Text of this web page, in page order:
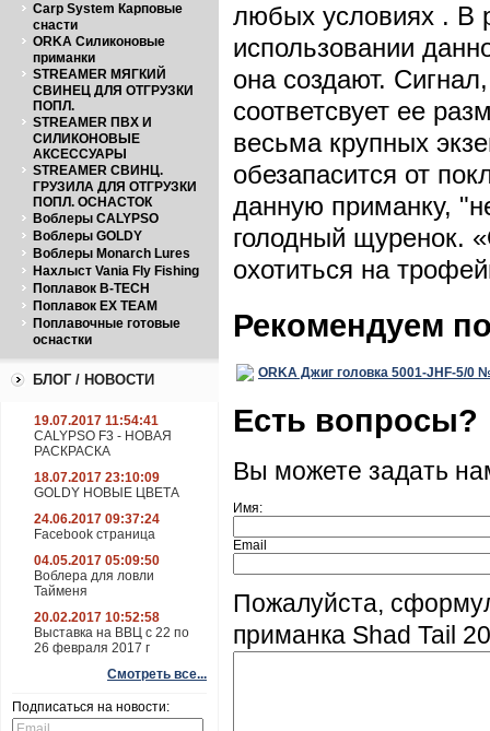
Carp System Карповые
снасти
ORKA Силиконовые
приманки
STREAMER МЯГКИЙ
СВИНЕЦ ДЛЯ ОТГРУЗКИ
ПОПЛ.
STREAMER ПВХ И
СИЛИКОНОВЫЕ
АКСЕССУАРЫ
STREAMER СВИНЦ.
ГРУЗИЛА ДЛЯ ОТГРУЗКИ
ПОПЛ. ОСНАСТОК
Воблеры CALYPSO
Воблеры GOLDY
Воблеры Monarch Lures
Нахлыст Vania Fly Fishing
Поплавок B-TECH
Поплавок EX TEAM
Поплавочные готовые
оснастки
БЛОГ / НОВОСТИ
19.07.2017 11:54:41
CALYPSO F3 - НОВАЯ
РАСКРАСКА
18.07.2017 23:10:09
GOLDY НОВЫЕ ЦВЕТА
24.06.2017 09:37:24
Facebook страница
04.05.2017 05:09:50
Воблера для ловли
Тайменя
20.02.2017 10:52:58
Выставка на ВВЦ с 22 по
26 февраля 2017 г
Смотреть все...
Подписаться на новости:
любых условиях . В
использовании
она создают.
соответсвует ее
весьма крупных
обезапасится от
данную приманку,
голодный щуренок.
охотиться на
Рекомендуем
ORKA Джиг головка 5001-JHF-5/0
Есть вопросы?
Вы можете задать
Имя:
Email
Пожалуйста,
приманка Shad Tail